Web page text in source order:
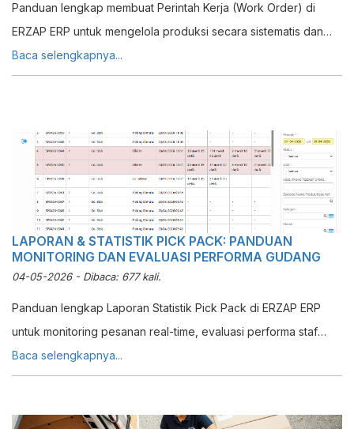
Panduan lengkap membuat Perintah Kerja (Work Order) di
ERZAP ERP untuk mengelola produksi secara sistematis dan
terkontrol.
Baca selengkapnya...
LAPORAN & STATISTIK PICK PACK: PANDUAN
MONITORING DAN EVALUASI PERFORMA GUDANG
04-05-2026 - Dibaca: 677 kali.
Panduan lengkap Laporan Statistik Pick Pack di ERZAP ERP
untuk monitoring pesanan real-time, evaluasi performa staf
picking, QC, packing, dan identifikasi bottleneck gudang.
Baca selengkapnya...